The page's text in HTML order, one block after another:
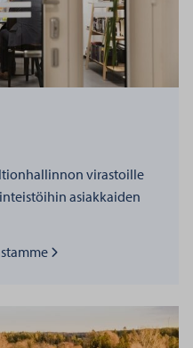
virastoille
asiakkaiden